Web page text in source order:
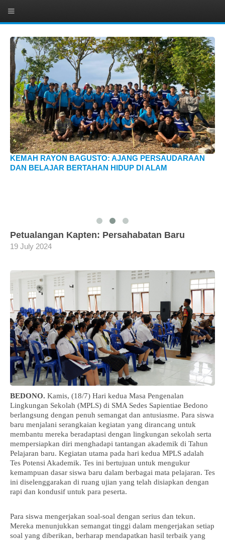
KEMAH RAYON BAGUSTO: AJANG PERSAUDARAAN
DAN BELAJAR BERTAHAN HIDUP DI ALAM
Petualangan Kapten: Persahabatan Baru
19 July 2024
BEDONO. Kamis, (18/7) Hari kedua Masa Pengenalan
Lingkungan Sekolah (MPLS) di SMA Sedes Sapientiae Bedono
berlangsung dengan penuh semangat dan antusiasme. Para siswa
baru menjalani serangkaian kegiatan yang dirancang untuk
membantu mereka beradaptasi dengan lingkungan sekolah serta
mempersiapkan diri menghadapi tantangan akademik di Tahun
Pelajaran baru. Kegiatan utama pada hari kedua MPLS adalah
Tes Potensi Akademik. Tes ini bertujuan untuk mengukur
kemampuan dasar siswa baru dalam berbagai mata pelajaran. Tes
ini diselenggarakan di ruang ujian yang telah disiapkan dengan
rapi dan kondusif untuk para peserta.
Para siswa mengerjakan soal-soal dengan serius dan tekun.
Mereka menunjukkan semangat tinggi dalam mengerjakan setiap
soal yang diberikan, berharap mendapatkan hasil terbaik yang